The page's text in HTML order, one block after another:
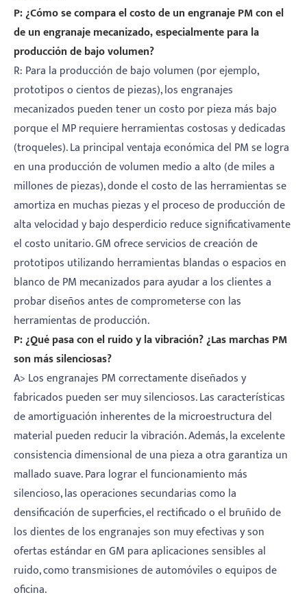
P: ¿Cómo se compara el costo de un engranaje PM con el
de un engranaje mecanizado, especialmente para la
producción de bajo volumen?
R: Para la producción de bajo volumen (por ejemplo,
prototipos o cientos de piezas), los engranajes
mecanizados pueden tener un costo por pieza más bajo
porque el MP requiere herramientas costosas y dedicadas
(troqueles). La principal ventaja económica del PM se logra
en una producción de volumen medio a alto (de miles a
millones de piezas), donde el costo de las herramientas se
amortiza en muchas piezas y el proceso de producción de
alta velocidad y bajo desperdicio reduce significativamente
el costo unitario. GM ofrece servicios de creación de
prototipos utilizando herramientas blandas o espacios en
blanco de PM mecanizados para ayudar a los clientes a
probar diseños antes de comprometerse con las
herramientas de producción.
P: ¿Qué pasa con el ruido y la vibración? ¿Las marchas PM
son más silenciosas?
A> Los engranajes PM correctamente diseñados y
fabricados pueden ser muy silenciosos. Las características
de amortiguación inherentes de la microestructura del
material pueden reducir la vibración. Además, la excelente
consistencia dimensional de una pieza a otra garantiza un
mallado suave. Para lograr el funcionamiento más
silencioso, las operaciones secundarias como la
densificación de superficies, el rectificado o el bruñido de
los dientes de los engranajes son muy efectivas y son
ofertas estándar en GM para aplicaciones sensibles al
ruido, como transmisiones de automóviles o equipos de
oficina.